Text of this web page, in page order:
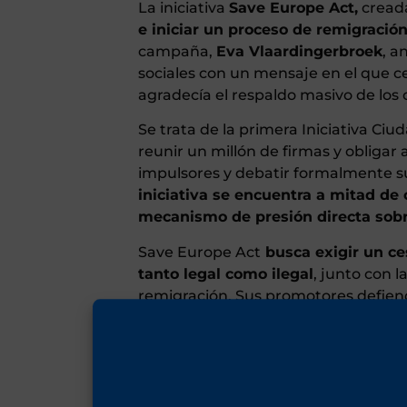
La iniciativa Save Europe Act,
e iniciar un proceso de remigración
campaña, Eva Vlaardingerbroek,
sociales con un mensaje en el que
agradecía el respaldo masivo de los
Se trata de la primera Iniciativa
reunir un millón de firmas y obligar
impulsores y debatir formalmente
iniciativa se encuentra a mitad de
mecanismo de presión directa
Save Europe Act busca exigir un
tanto legal como ilegal, junto con
remigración. Sus promotores
de la identidad etnocultural de
atracción para la inmigración